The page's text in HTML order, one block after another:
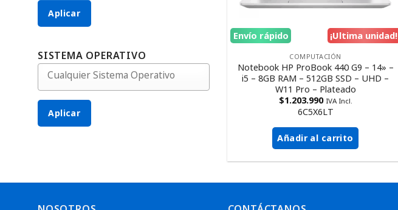
Aplicar
SISTEMA OPERATIVO
Aplicar
¡Ultima unidad!
Envío rápido
COMPUTACIÓN
Notebook HP ProBook 440 G9 – 14» –
i5 – 8GB RAM – 512GB SSD – UHD –
W11 Pro – Plateado
$1.203.990 IVA Incl.
6C5X6LT
Añadir al carrito